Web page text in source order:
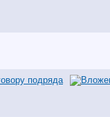
подряда